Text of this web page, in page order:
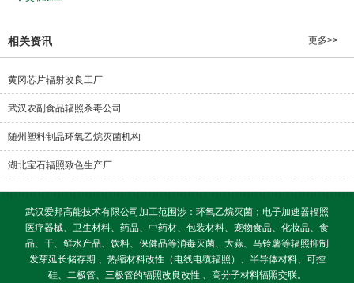
相关资讯 更多>>
黄冈芯片辐射改良工厂
武汉农副食品辐照杀毒公司
随州塑料制品环氧乙烷灭菌机构
湖北宝石辐照致色生产厂
武汉爱邦高能技术有限公司加工范围涉：环氧乙烷灭菌；电子加速器辐照
医疗器械、卫生材料、药品、中药材、包装材料、宠物食品、化妆品、食
品、干、鲜水产品、饮料、保健品等消毒灭菌、大蒜、马铃薯等辐照抑制
发芽延长储存期 、热缩材料改性（电线电缆辐照）、半导体材料、可控
硅、二极管、三极管的辐照改良改性 、高分子材料辐照交联。